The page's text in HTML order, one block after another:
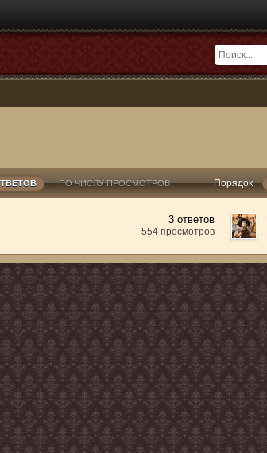
ПО ЧИСЛУ ПРОСМОТРОВ Порядок
3 ответов
554 просмотров